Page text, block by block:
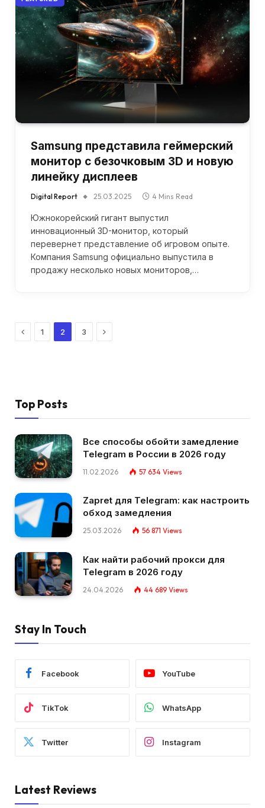
Samsung представила геймерский
монитор с безочковым 3D и новую
линейку дисплеев
Digital Report 25.03.2025 4 Mins Read
Южнокорейский гигант выпустил
инновационный 3D-монитор, который
перевернет представление об игровом опыте.
Компания Samsung официально выпустила в
продажу несколько новых мониторов,…
Previous
1 2 3 Next
Top Posts
Все способы обойти замедление
Telegram в России в 2026 году
11.02.2026 57 634 Views
Zapret для Telegram: как настроить
обход замедления
25.03.2026 56 871 Views
Как найти рабочий прокси для
Telegram в 2026 году
24.04.2026 44 689 Views
Stay In Touch
Facebook YouTube
TikTok WhatsApp
Twitter Instagram
Latest Reviews